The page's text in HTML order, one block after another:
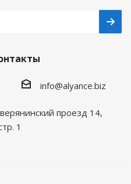
info@alyance.biz
проезд 14,
1